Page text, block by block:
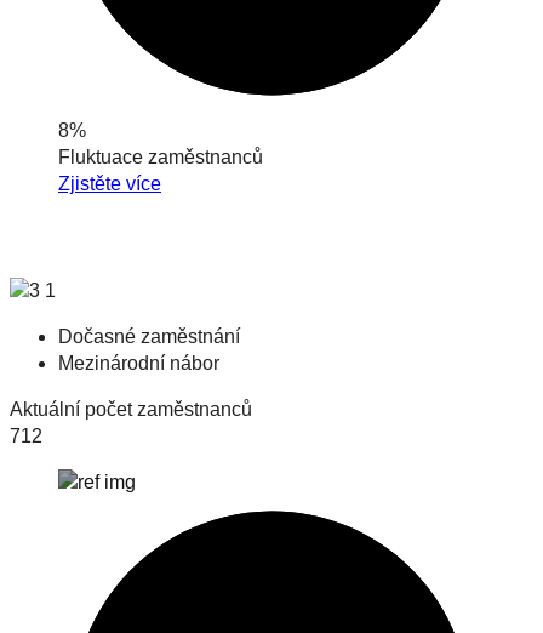
8%
Fluktuace zaměstnanců
Zjistěte více
Dočasné zaměstnání
Mezinárodní nábor
Aktuální počet zaměstnanců
712